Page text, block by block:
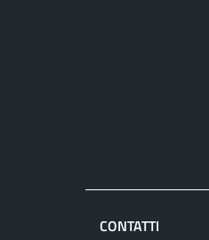
CONTATTI